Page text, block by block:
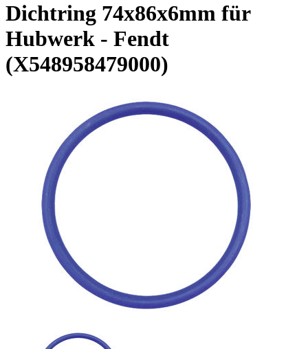
Dichtring 74x86x6mm für
Hubwerk - Fendt
(X548958479000)